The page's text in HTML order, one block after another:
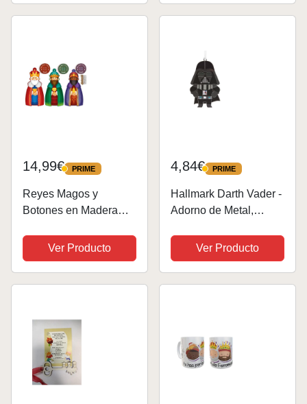
Nacimiento, Pesebre,
Nacimiento, Pesebre,
14,99€ PRIME
PRIME
Reyes Magos y
Botones en Madera
Navidad)Ver Producto
4,84€ PRIME
PRIME
Hallmark Darth Vader -
Adorno de Metal,
Star Wars, Adorno
Colgante de Metal,
Adorno Colgante de
Ver Producto